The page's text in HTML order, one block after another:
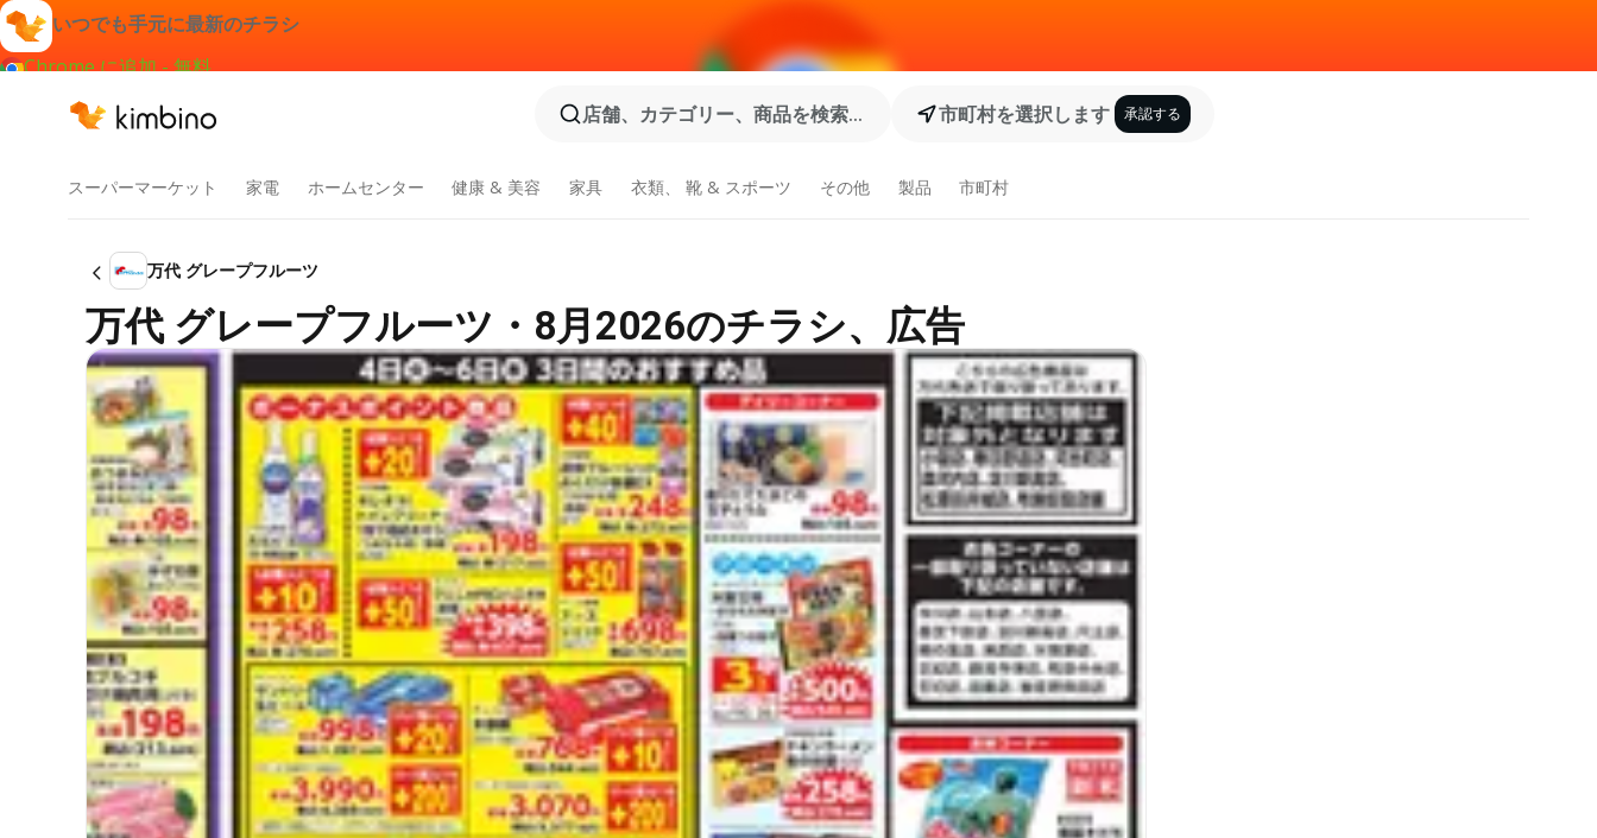
いつでも手元に最新のチラシ
Chrome に追加 - 無料
店舗、カテゴリー、商品を検索...
市町村を選択します 承認する
スーパーマーケット 家電 ホームセンター 健康 & 美容 家具 衣類、 靴 & スポーツ その他 製品 市町村
万代 グレープフルーツ
万代 グレープフルーツ・8月2026のチラシ、広告